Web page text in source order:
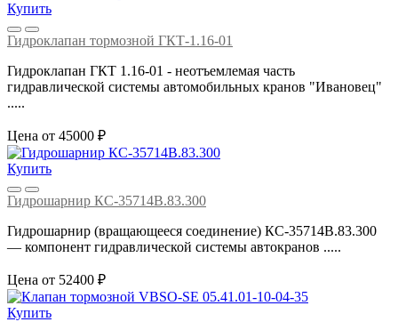
Купить
Гидроклапан тормозной ГКТ-1.16-01
Гидроклапан ГКТ 1.16-01 - неотъемлемая часть
гидравлической системы автомобильных кранов "Ивановец"
.....
Цена от 45000 ₽
Купить
Гидрошарнир КС-35714В.83.300
Гидрошарнир (вращающееся соединение) КС‑35714В.83.300
— компонент гидравлической системы автокранов .....
Цена от 52400 ₽
Купить